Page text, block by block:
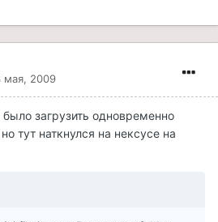
мая, 2009
загрузить одновременно
тут наткнулся на нексусе на